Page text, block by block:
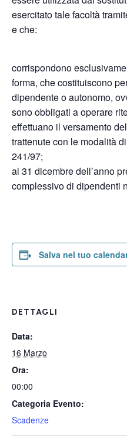
esercitato tale facoltà
e che:
corrispondono
forma, che costituiscono
dipendente o autonomo,
sono obbligati a operare
effettuano il versamento
trattenute con le modalità
241/97;
al 31 dicembre dell’anno
complessivo di dipendenti
Salva nel tuo
DETTAGLI
Data:
16 Marzo
Ora:
00:00
Categoria Evento:
Scadenze